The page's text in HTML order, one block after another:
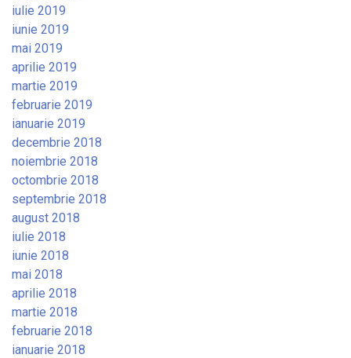
iulie 2019
iunie 2019
mai 2019
aprilie 2019
martie 2019
februarie 2019
ianuarie 2019
decembrie 2018
noiembrie 2018
octombrie 2018
septembrie 2018
august 2018
iulie 2018
iunie 2018
mai 2018
aprilie 2018
martie 2018
februarie 2018
ianuarie 2018